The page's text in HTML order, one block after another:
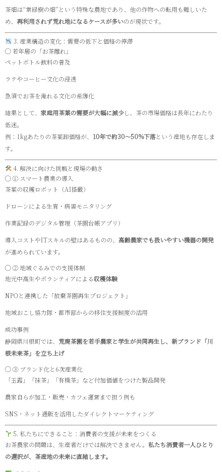
茶畑は“常緑樹の畑”という特殊な農地であり、他の作物への転用も難しいた
め、 再利用されず荒れ地になるケースが多いのが現状です。
3. 産業構造の変化：需要の低下と価格の停滞
◯ 若年層の「お茶離れ」
ペットボトル飲料の普及
ラテやコーヒー文化の浸透
急須でお茶を淹れる文化の希薄化
結果として、 家庭用茶葉の需要が大幅に減少し、茶の市場価格は長年にわたり
低迷。
例：1kgあたりの茶葉卸価格が、 10年で約30〜50%下落という産地も存在しま
す。
4. 解決に向けた挑戦と現場の動き
◯ ① スマート農業の導入
茶葉の収穫ロボット（AI搭載）
ドローンによる生育・病害モニタリング
作業記録のデジタル管理（茶園台帳アプリ）
導入コストやITスキルの壁はあるものの、 高齢農家でも扱いやすい機器の開発
が進められています。
◯ ② 地域ぐるみでの支援体制
地元中高生やボランティアによる収穫体験
NPOと連携した「放棄茶園再生プロジェクト」
地域おこし協力隊・都市部からの移住支援制度の活用
成功事例
静岡県川根町では、 荒廃茶園を若手農家と学生が共同再生し、新ブランド「川
根未来茶」を立ち上げ
◯ ③ ブランド化と6次産業化
「玉露」「抹茶」「有機茶」など付加価値をつけた製品開発
農家自らが加工・販売・カフェ運営まで担う例も
SNS・ネット通販を活用したダイレクトマーケティング
5. 私たちにできること：消費者の支援が未来をつくる
お茶農家の問題は、生産者だけでは解決できません。 私たち消費者一人ひとり
の選択が、茶産地の未来に直結します。